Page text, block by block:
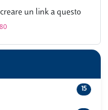
un link a questo
15